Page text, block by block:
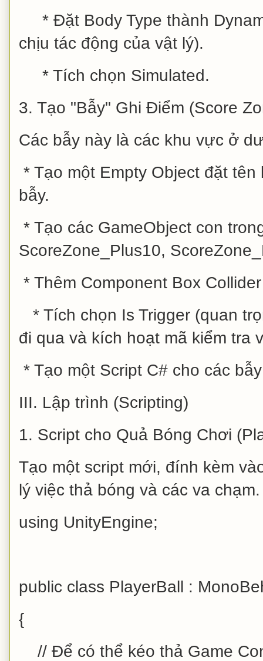
* Đặt Body Type thành
chịu tác động của vật lý).
* Tích chọn Simulated.
3. Tạo "Bẫy" Ghi Điểm (Score
Các bẫy này là các khu vực ở
* Tạo một Empty Object đặt
bẫy.
* Tạo các GameObject con
ScoreZone_Plus10,
* Thêm Component Box
* Tích chọn Is Trigger (quan
đi qua và kích hoạt mã kiểm tra
* Tạo một Script C# cho các
III. Lập trình (Scripting)
1. Script cho Quả Bóng Chơi
Tạo một script mới, đính kèm
lý việc thả bóng và các va chạm.
using UnityEngine;
public class PlayerBall :
{
// Để có thể kéo thả Game